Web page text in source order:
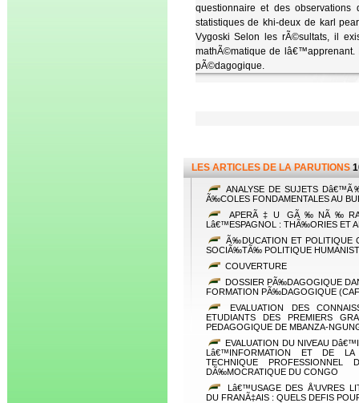
questionnaire et des
statistiques de khi-deux de karl
Vygoski Selon les rÃ©sultats, il
mathÃ©matique de lâ€™apprenant.
pÃ©dagogique.
LES ARTICLES DE LA PARUTIONS
ANALYSE DE SUJETS
Ã‰COLES FONDAMENTALES AU
APERÃ‡U GÃ‰NÃ‰RAL
Lâ€™ESPAGNOL : THÃ‰ORIES ET
Ã‰DUCATION ET POLITIQUE
SOCIÃ‰TÃ‰ POLITIQUE
COUVERTURE
DOSSIER PÃ‰DAGOGIQUE
FORMATION PÃ‰DAGOGIQUE
EVALUATION DES
ETUDIANTS DES PREMIERS
PEDAGOGIQUE DE MBANZA-
EVALUATION DU NIVEAU
Lâ€™INFORMATION ET DE LA
TECHNIQUE
DÃ‰MOCRATIQUE DU CONGO
Lâ€™USAGE DES Å’UVRES
DU FRANÃ‡AIS : QUELS DEFIS